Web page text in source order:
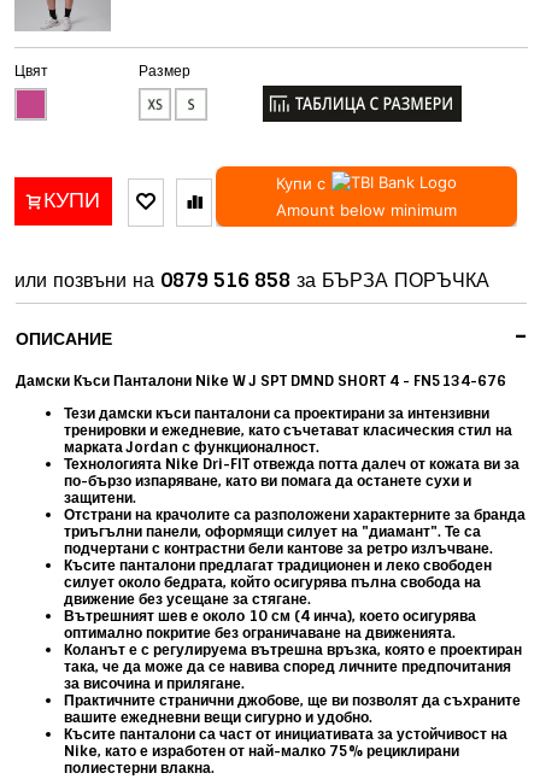
Цвят Размер
КУПИ
Купи с
Amount below minimum
или позвъни на 0879 516 858 за БЪРЗА ПОРЪЧКА
-
ОПИСАНИЕ
Дамски Къси Панталони Nike W J SPT DMND SHORT 4 - FN5134-676
Тези дамски къси панталони са проектирани за интензивни
тренировки и ежедневие, като съчетават класическия стил на
марката Jordan с функционалност.
Технологията Nike Dri-FIT отвежда потта далеч от кожата ви за
по-бързо изпаряване, като ви помага да останете сухи и
защитени.
Отстрани на крачолите са разположени характерните за бранда
триъгълни панели, оформящи силует на "диамант". Те са
подчертани с контрастни бели кантове за ретро излъчване.
Късите панталони предлагат традиционен и леко свободен
силует около бедрата, който осигурява пълна свобода на
движение без усещане за стягане.
Вътрешният шев е около 10 см (4 инча), което осигурява
оптимално покритие без ограничаване на движенията.
Коланът е с регулируема вътрешна връзка, която е проектиран
така, че да може да се навива според личните предпочитания
за височина и прилягане.
Практичните странични джобове, ще ви позволят да съхраните
вашите ежедневни вещи сигурно и удобно.
Късите панталони са част от инициативата за устойчивост на
Nike, като е изработен от най-малко 75% рециклирани
полиестерни влакна.